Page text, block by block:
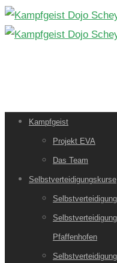
Kampfgeist
Projekt EVA
Das Team
Selbstverteidigungskurse
Pfaffenhofen